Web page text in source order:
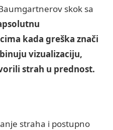
skok sa
kada greška znači
vizualizaciju,
strah u prednost.
straha i postupno